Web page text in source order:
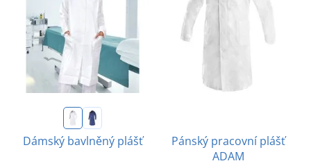
Dámský bavlněný plášť
Pánský pracovní plášť
ADAM